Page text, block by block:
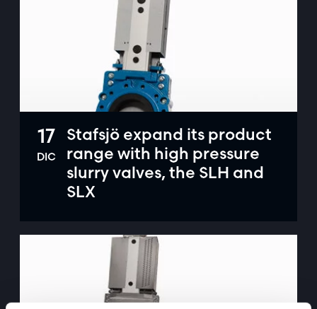
17
DIC
Stafsjö expand its product
range with high pressure
slurry valves, the SLH and
SLX